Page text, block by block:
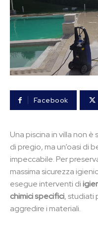
Facebook
Una piscina in villa non
di pregio, ma un’oasi di
impeccabile. Per
massima sicurezza
esegue interventi di
chimici specifici, studiati
aggredire i materiali.